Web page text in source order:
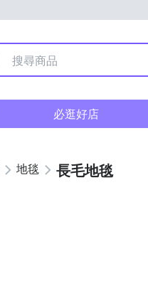
必逛好店
地毯 長毛地毯